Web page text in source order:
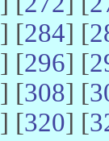
] [284] [
] [296] [
] [308] [
] [320] [